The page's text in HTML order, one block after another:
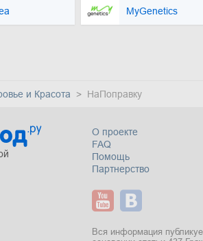
MyGenetics
и Красота НаПоправку
О проекте
FAQ
Помощь
Партнерство
Вся информация